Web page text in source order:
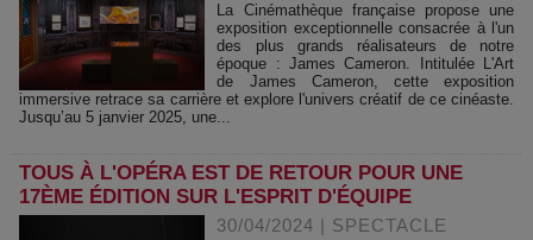
La Cinémathèque française propose une
exposition exceptionnelle consacrée à l'un
des plus grands réalisateurs de notre
époque : James Cameron. Intitulée L'Art
de James Cameron, cette exposition
immersive retrace sa carrière et explore l'univers créatif de ce cinéaste.
Jusqu’au 5 janvier 2025, une...
TOUS À L'OPÉRA EST DE RETOUR POUR UNE
17ÈME ÉDITION SUR L'ESPRIT D'ÉQUIPE
30/04/2024 | SPECTACLE